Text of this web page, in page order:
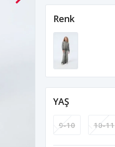
Renk
YAŞ
9-10 10-11